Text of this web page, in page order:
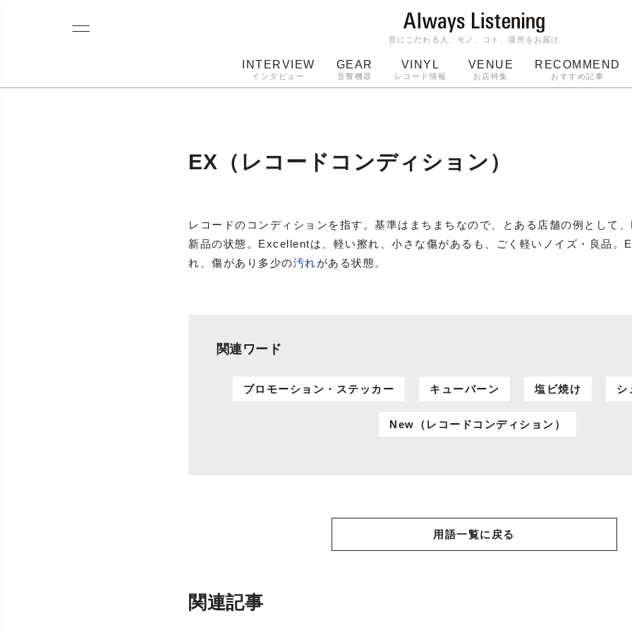
音にこだわる人、モノ、コト、場所をお届け
INTERVIEW
インタビュー
GEAR
音響機器
VINYL
レコード情報
VENUE
お店特集
RECOMMEND
おすすめ記事
EX（レコードコンディション）
レコードのコンディションを指す。基準はまちまちなので、とある店舗の例として
新品の状態。Excellentは、軽い擦れ、小さな傷があるも、ごく軽いノイズ・良品
れ、傷があり多少の汚れがある状態。
関連ワード
プロモーション・ステッカー キューバーン 塩ビ焼け シ
New（レコードコンディション）
用語一覧に戻る
関連記事